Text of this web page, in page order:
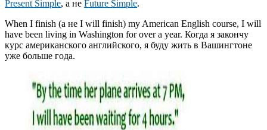
Present Simple, а не Future Simple.
When I finish (а не I will finish) my American English course, I will
have been living in Washington for over a year. Когда я закончу
курс американского английского, я буду жить в Вашингтоне
уже больше года.